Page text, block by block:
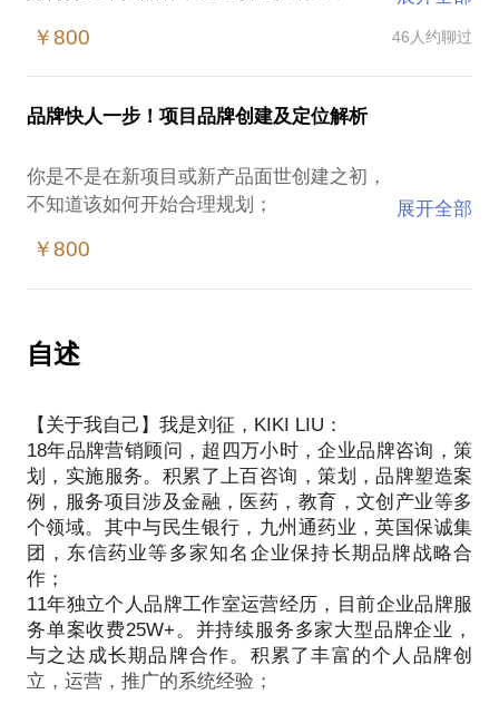
是何原因，让你在职场遇到障碍，明确你的职业现状
如何更好的调整、整合资源，获得更好发展？
自身职场关键性优势和定位究竟是什么？
如何发现，发展自己的兴趣，特长并转化为核心能力
优势；
兴趣，天赋与职业之间的关系如何处理？
如何提升职场身价及风险规避建议
提供执行期间跟踪辅导服务；
半年内复询一次；
个人品牌打造策略及视觉指导建议；
与你分享我的个人学习技巧和快速阅读方法。
推荐人群：
想进行个人品牌塑造的人士；
遇到职业生涯问题的人；
文创行业，自由职业者；
中小型创业公司供职人士；
想创业或正在创业转折期人士；
￥800 46人约聊过
品牌快人一步！项目品牌创建及定位解析
你是不是在新项目或新产品面世创建之初，
不知道该如何开始合理规划；
不知道品牌目前应该进行哪些筹备工作？
团队人员组成结构是否合理？
项目选址是否符合需求？
项目如何在创建阶段，就为后期推广，营销做好充足
准备？
我从事了18年资深商业品牌策略和顾问，期间积累了
涉及各产业品牌的定位，营销，广宣的实操经验及资
源。为你进行品牌创建规划，从市场前景分析，品牌
定位分析，客户梳理，营销建议等多个方面，全面解
析一个品牌创建的全体系。
关于我：
展开全部
￥800
自述
【关于我自己】我是刘征，KIKI LIU：
18年品牌营销顾问，超四万小时，企业品牌咨询，策
划，实施服务。积累了上百咨询，策划，品牌塑造案
例，服务项目涉及金融，医药，教育，文创产业等多
个领域。其中与民生银行，九州通药业，英国保诚集
团，东信药业等多家知名企业保持长期品牌战略合
作；
11年独立个人品牌工作室运营经历，目前企业品牌服
务单案收费25W+。并持续服务多家大型品牌企业，
与之达成长期品牌合作。积累了丰富的个人品牌创
立，运营，推广的系统经验；